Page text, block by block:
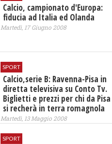
Calcio, campionato d'Europa:
fiducia ad Italia ed Olanda
Martedì, 17 Giugno 2008
SPORT
Calcio,serie B: Ravenna-Pisa in
diretta televisiva su Conto Tv.
Biglietti e prezzi per chi da Pisa
si recherà in terra romagnola
Martedì, 13 Maggio 2008
SPORT